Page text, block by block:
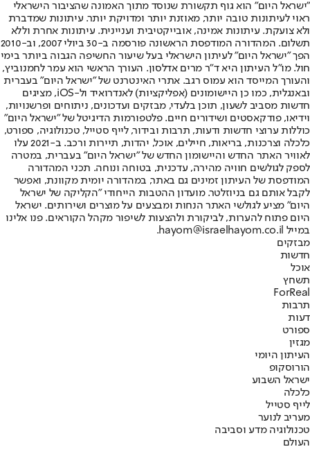
"ישראל היום" הוא גוף תקשורת שנוסד מתוך האמונה שהציבור הישראלי
ראוי לעיתונות טובה יותר, מאוזנת יותר ומדויקת יותר. עיתונות שמדברת
ולא צועקת. עיתונות אמינה, אובייקטיבית ועניינית. עיתונות אחרת וללא
תשלום. המהדורה המודפסת הראשונה פורסמה ב-30 ביולי 2007, וב-2010
הפך "ישראל היום" לעיתון הישראלי בעל שיעור החשיפה הגבוה ביותר בימי
חול. מו"ל העיתון היא ד"ר מרים אדלסון. העורך הראשי הוא עמר לחמנוביץ,
והעורך המייסד הוא עמוס רגב. אתרי האינטרנט של "ישראל היום" בעברית
ובאנגלית, כמו כן היישומונים (אפליקציות) לאנדרואיד ול-iOS, מציגים
חדשות מסביב לשעון, תוכן בלעדי, מבזקים ועדכונים, ניתוחים ופרשנויות,
וידיאו, פודקאסטים ושידורים חיים. פלטפורמות הדיגיטל של "ישראל היום"
כוללות ערוצי חדשות ודעות, תרבות ובידור, לייף סטייל, טכנולוגיה, ספורט,
כלכלה וצרכנות, בריאות, חיילים, אוכל, יהדות, תיירות ורכב. ב-2021 עלו
לאוויר האתר החדש והיישומון החדש של "ישראל היום" בעברית, במטרה
לספק לגולשים חוויה מהירה, עדכנית, בטוחה ונוחה. תכני המהדורה
המודפסת של העיתון זמינים גם באתר, במהדורה יומית מקוונת, ואפשר
לקבל אותם גם בניוזלטר. מועדון ההטבות הייחודי "הקליקה של ישראל
היום" מציע לגולשי האתר הנחות ומבצעים על מוצרים ושירותים. ישראל
היום פתוח להערות, לביקורת ולהצעות לשיפור מקהל הקוראים. פנו אלינו
במייל hayom@israelhayom.co.il.
מבזקים
חדשות
אוכל
תשחץ
ForReal
תרבות
דעות
ספורט
מגזין
העיתון היומי
הורוסקופ
ישראל השבוע
כלכלה
לייף סטייל
מעריב לנוער
טכנולוגיה מדע וסביבה
העולם